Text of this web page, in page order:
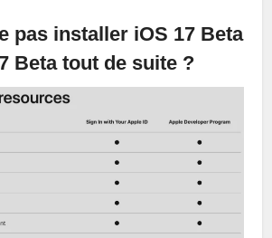
pas installer iOS 17 Beta
Beta tout de suite ?